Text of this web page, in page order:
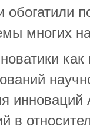
обогатили
многих
в